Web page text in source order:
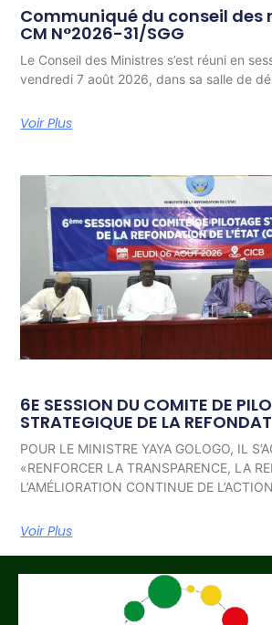
Communiqué du conseil des
CM N°2026-31/SGG
Le Conseil des Ministres s’est réuni en
vendredi 7 août 2026, dans sa salle de
Voir Plus
6E SESSION DU COMITE DE
STRATEGIQUE DE LA
POUR LE MINISTRE YAYA GOLOGO, IL
«RENFORCER LA TRANSPARENCE, LA
L’AMÉLIORATION CONTINUE DE
Voir Plus